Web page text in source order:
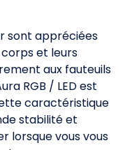
sont appréciées
et leurs
aux fauteuils
RGB / LED est
caractéristique
stabilité et
lorsque vous vous